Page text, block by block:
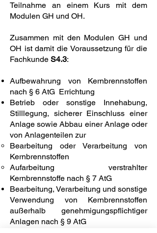
Teilnahme an einem Kurs mit dem
Modulen GH und OH.
Zusammen mit den Modulen GH und
OH ist damit die Voraussetzung für die
Fachkunde S4.3:
Aufbewahrung von Kernbrennstoffen
nach § 6 AtG Errichtung
Betrieb oder sonstige Innehabung,
Stilllegung, sicherer Einschluss einer
Anlage sowie Abbau einer Anlage oder
von Anlagenteilen zur
Bearbeitung oder Verarbeitung von
Kernbrennstoffen
Aufarbeitung verstrahlter
Kernbrennstoffe nach § 7 AtG
Bearbeitung, Verarbeitung und sonstige
Verwendung von Kernbrennstoffen
außerhalb genehmigungspflichtiger
Anlagen nach § 9 AtG